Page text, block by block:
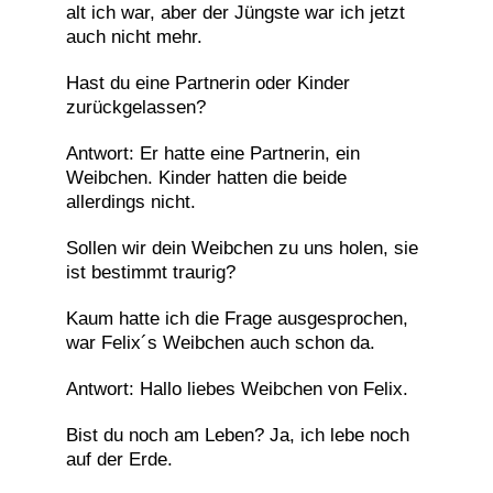
alt ich war, aber der Jüngste war ich jetzt
auch nicht mehr.
Hast du eine Partnerin oder Kinder
zurückgelassen?
Antwort: Er hatte eine Partnerin, ein
Weibchen. Kinder hatten die beide
allerdings nicht.
Sollen wir dein Weibchen zu uns holen, sie
ist bestimmt traurig?
Kaum hatte ich die Frage ausgesprochen,
war Felix´s Weibchen auch schon da.
Antwort: Hallo liebes Weibchen von Felix.
Bist du noch am Leben? Ja, ich lebe noch
auf der Erde.